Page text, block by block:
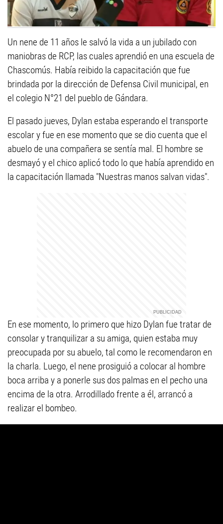
Un nene de 11 años le salvó la vida a un jubilado con
maniobras de RCP, las cuales aprendió en una escuela de
Chascomús. Había reibido la capacitación que fue
brindada por la dirección de Defensa Civil municipal, en
el colegio N°21 del pueblo de Gándara.
El pasado jueves, Dylan estaba esperando el transporte
escolar y fue en ese momento que se dio cuenta que el
abuelo de una compañera se sentía mal. El hombre se
desmayó y el chico aplicó todo lo que había aprendido en
la capacitación llamada "Nuestras manos salvan vidas".
En ese momento, lo primero que hizo Dylan fue tratar de
consolar y tranquilizar a su amiga, quien estaba muy
preocupada por su abuelo, tal como le recomendaron en
la charla. Luego, el nene prosiguió a colocar al hombre
boca arriba y a ponerle sus dos palmas en el pecho una
encima de la otra. Arrodillado frente a él, arrancó a
realizar el bombeo.